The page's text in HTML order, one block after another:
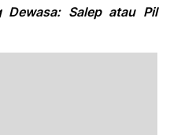
Dewasa: Salep atau Pil